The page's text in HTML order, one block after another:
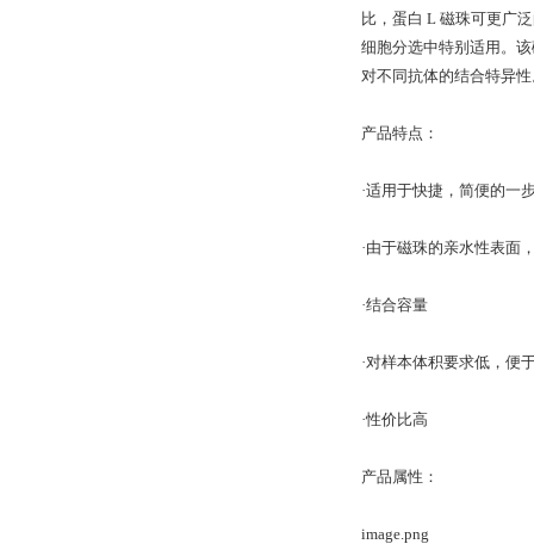
比，蛋白 L 磁珠可更广
细胞分选中特别适用。
对不同抗体的结合特异
产品特点：
·适用于快捷，简便的一
·由于磁珠的亲水性表面
·结合容量
·对样本体积要求低，便
·性价比高
产品属性：
image.png